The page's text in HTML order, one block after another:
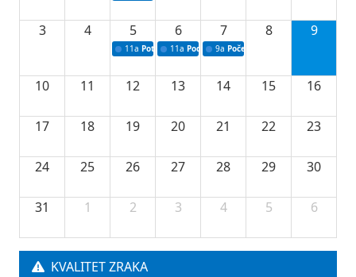
3 4 5
11a Potpisivanje ugovora o stipendijama za
6
11a Podrška razvoju vodne infrastrukture u
7
9a Početak izgradnje nove
8 9
10 11 12 13 14 15 16
17 18 19 20 21 22 23
24 25 26 27 28 29 30
31 1 2 3 4 5 6
KVALITET ZRAKA